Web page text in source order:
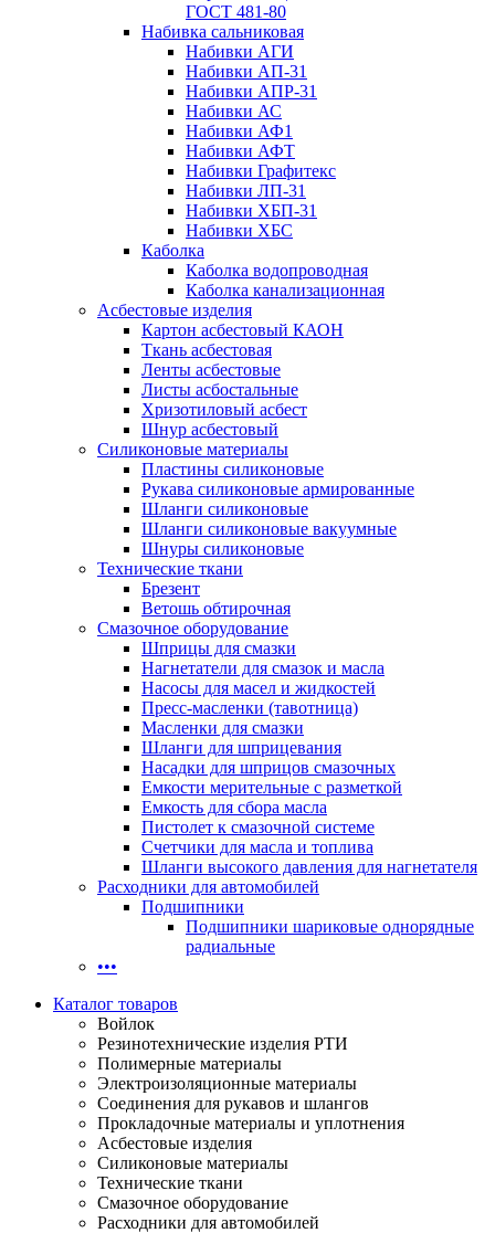
ГОСТ 481-80
Набивка сальниковая
Набивки АГИ
Набивки АП-31
Набивки АПР-31
Набивки АС
Набивки АФ1
Набивки АФТ
Набивки Графитекс
Набивки ЛП-31
Набивки ХБП-31
Набивки ХБС
Каболка
Каболка водопроводная
Каболка канализационная
Асбестовые изделия
Картон асбестовый КАОН
Ткань асбестовая
Ленты асбестовые
Листы асбостальные
Хризотиловый асбеcт
Шнур асбестовый
Силиконовые материалы
Пластины силиконовые
Рукава силиконовые армированные
Шланги силиконовые
Шланги силиконовые вакуумные
Шнуры силиконовые
Технические ткани
Брезент
Ветошь обтирочная
Смазочное оборудование
Шприцы для смазки
Нагнетатели для смазок и масла
Насосы для масел и жидкостей
Пресс-масленки (тавотница)
Масленки для смазки
Шланги для шприцевания
Насадки для шприцов смазочных
Емкости мерительные с разметкой
Емкость для сбора масла
Пистолет к смазочной системе
Счетчики для масла и топлива
Шланги высокого давления для нагнетателя
Расходники для автомобилей
Подшипники
Подшипники шариковые однорядные
радиальные
•••
Каталог товаров
Войлок
Резинотехнические изделия РТИ
Полимерные материалы
Электроизоляционные материалы
Соединения для рукавов и шлангов
Прокладочные материалы и уплотнения
Асбестовые изделия
Силиконовые материалы
Технические ткани
Смазочное оборудование
Расходники для автомобилей